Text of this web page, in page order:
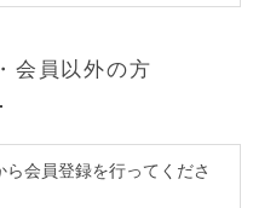
会員以外の方
会員登録を行ってくださ